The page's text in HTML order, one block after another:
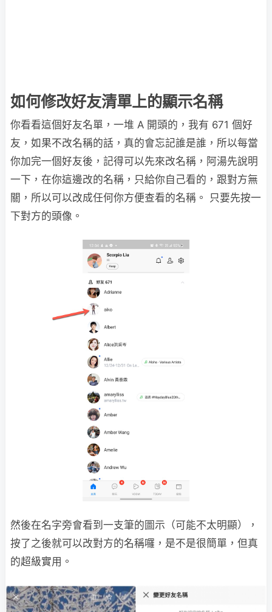
如何修改好友清單上的顯示名稱
你看看這個好友名單，一堆 A 開頭的，我有 671 個好
友，如果不改名稱的話，真的會忘記誰是誰，所以每當
你加完一個好友後，記得可以先來改名稱，阿湯先說明
一下，在你這邊改的名稱，只給你自己看的，跟對方無
關，所以可以改成任何你方便查看的名稱。 只要先按一
下對方的頭像。
然後在名字旁會看到一支筆的圖示（可能不太明顯），
按了之後就可以改對方的名稱囉，是不是很簡單，但真
的超級實用。